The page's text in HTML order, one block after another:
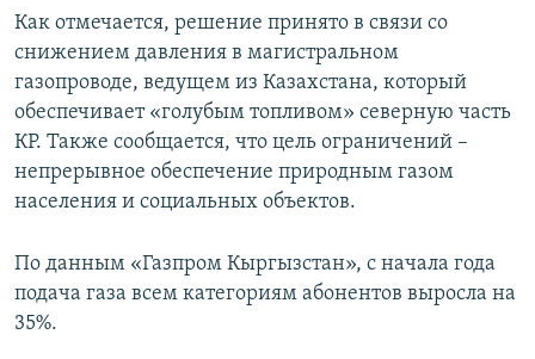
Как отмечается, решение принято в связи со
снижением давления в магистральном
газопроводе, ведущем из Казахстана, который
обеспечивает «голубым топливом» северную часть
КР. Также сообщается, что цель ограничений –
непрерывное обеспечение природным газом
населения и социальных объектов.
По данным «Газпром Кыргызстан», с начала года
подача газа всем категориям абонентов выросла на
35%.